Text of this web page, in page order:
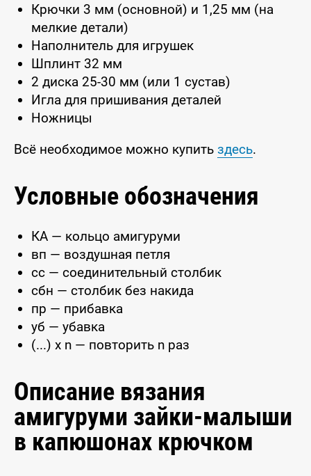
Крючки 3 мм (основной) и 1,25 мм (на
мелкие детали)
Наполнитель для игрушек
Шплинт 32 мм
2 диска 25-30 мм (или 1 сустав)
Игла для пришивания деталей
Ножницы
Всё необходимое можно купить здесь.
Условные обозначения
КА — кольцо амигуруми
вп — воздушная петля
сс — соединительный столбик
сбн — столбик без накида
пр — прибавка
уб — убавка
(...) x n — повторить n раз
Описание вязания
амигуруми зайки-малыши
в капюшонах крючком